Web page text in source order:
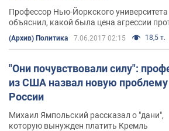
Профессор Нью-Йоркского университета
объяснил, какой была цена агрессии
(Архив) Политика 7.06.2017 02:15 18,5 т.
"Они почувствовали силу":
из США назвал новую проблему
России
Михаил Ямпольский рассказал о "дани",
которую вынужден платить Кремль